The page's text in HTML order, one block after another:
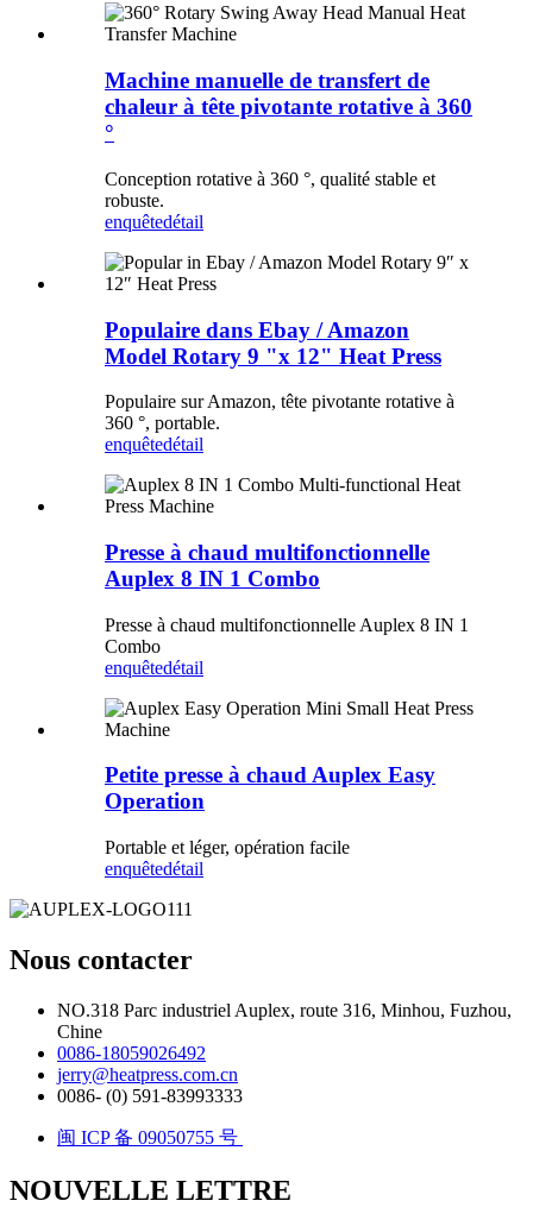
Machine manuelle de transfert de
chaleur à tête pivotante rotative à 360
°
Conception rotative à 360 °, qualité stable et
robuste.
enquêtedétail
Populaire dans Ebay / Amazon
Model Rotary 9 "x 12" Heat Press
Populaire sur Amazon, tête pivotante rotative à
360 °, portable.
enquêtedétail
Presse à chaud multifonctionnelle
Auplex 8 IN 1 Combo
Presse à chaud multifonctionnelle Auplex 8 IN 1
Combo
enquêtedétail
Petite presse à chaud Auplex Easy
Operation
Portable et léger, opération facile
enquêtedétail
Nous contacter
NO.318 Parc industriel Auplex, route 316, Minhou, Fuzhou,
Chine
0086-18059026492
jerry@heatpress.com.cn
0086- (0) 591-83993333
闽 ICP 备 09050755 号
NOUVELLE LETTRE